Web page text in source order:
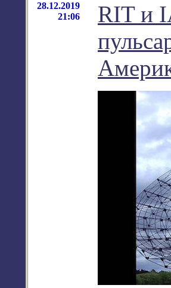
28.12.2019
21:06
RIT и